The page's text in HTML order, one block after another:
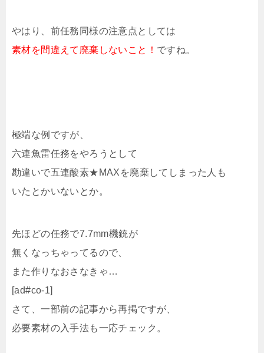
やはり、前任務同様の注意点としては
素材を間違えて廃棄しないこと！ ですね。
極端な例ですが、
六連魚雷任務をやろうとして
勘違いで五連酸素★MAXを廃棄してしまった人も
いたとかいないとか。
先ほどの任務で7.7mm機銃が
無くなっちゃってるので、
また作りなおさなきゃ…
[ad#co-1]
さて、一部前の記事から再掲ですが、
必要素材の入手法も一応チェック。